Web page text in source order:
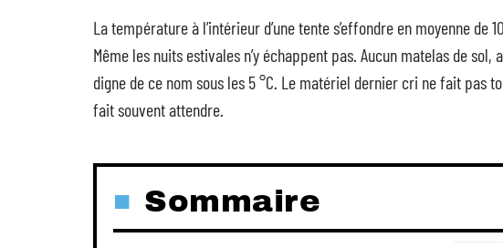
La température à l’intérieur d’une tente s’effondre en moyenne de
Même les nuits estivales n’y échappent pas. Aucun matelas de
digne de ce nom sous les 5 °C. Le matériel dernier cri ne fait pas
fait souvent attendre.
Sommaire